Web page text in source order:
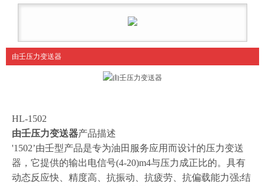
由壬压力变送器
HL-1502
由壬压力变送器产品描述
'1502’由壬型产品是专为油田服务应用而设计的压力变送
器，它提供的输出电信号(4-20)m4与压力成正比的。具有
动态反应快、精度高、抗振动、抗疲劳、抗偏载能力强;结